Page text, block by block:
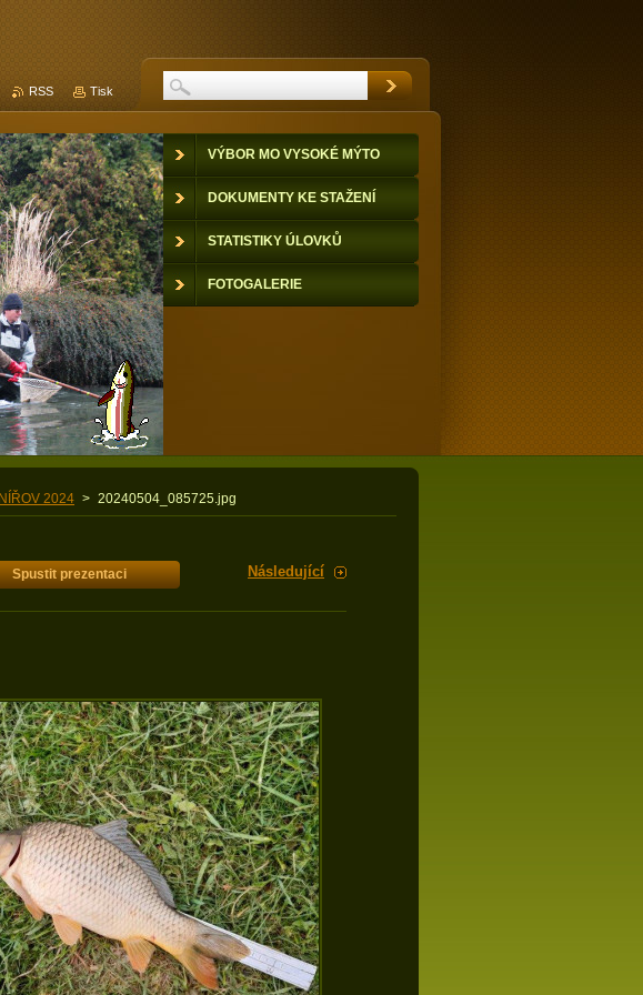
2024 > 20240504_085725.jpg
Spustit prezentaci Následující
VÝBOR MO VYSOKÉ MÝTO
DOKUMENTY KE STAŽENÍ
STATISTIKY ÚLOVKŮ
FOTOGALERIE
RSS Tisk